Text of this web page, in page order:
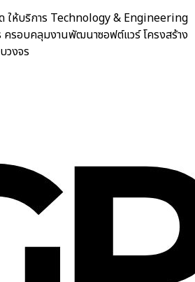
ให้บริการ Technology & Engineering
รอบคลุมงานพัฒนาซอฟต์แวร์ โครงสร้าง
วงจร